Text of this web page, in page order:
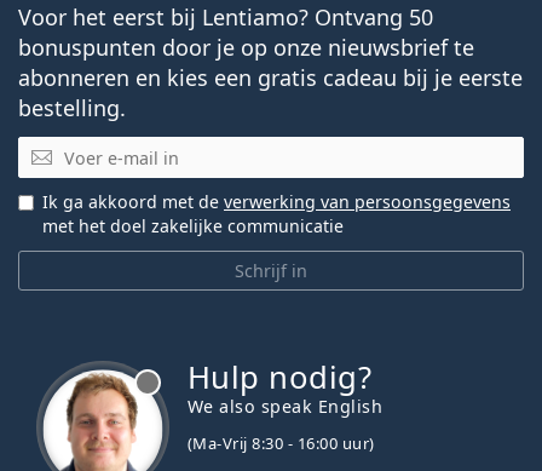
Voor het eerst bij Lentiamo? Ontvang 50
bonuspunten door je op onze nieuwsbrief te
abonneren en kies een gratis cadeau bij je eerste
bestelling.
E-mail
Schrijf in
Ik ga akkoord met de verwerking van persoonsgegevens
met het doel zakelijke communicatie
Hulp nodig?
We also speak English
(Ma-Vrij 8:30 - 16:00 uur)